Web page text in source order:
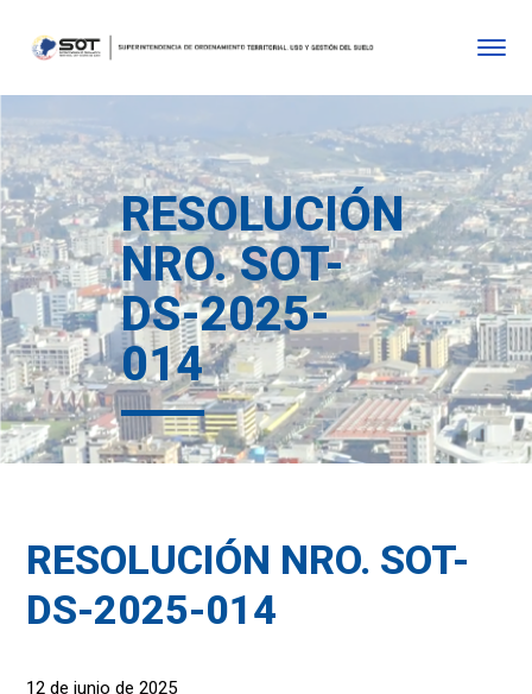
RESOLUCIÓN
NRO. SOT-
DS-2025-
014
RESOLUCIÓN NRO. SOT-
DS-2025-014
12 de junio de 2025